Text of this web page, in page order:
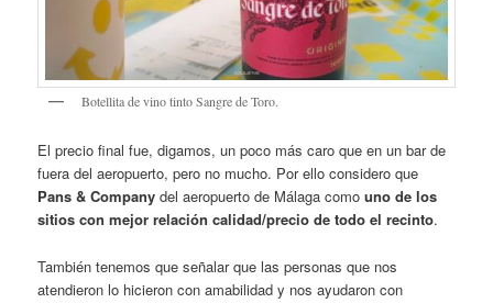
Botellita de vino tinto Sangre de Toro.
El precio final fue, digamos, un poco más caro que en un bar de
fuera del aeropuerto, pero no mucho. Por ello considero que
Pans & Company del aeropuerto de Málaga como uno de los
sitios con mejor relación calidad/precio de todo el recinto.
También tenemos que señalar que las personas que nos
atendieron lo hicieron con amabilidad y nos ayudaron con